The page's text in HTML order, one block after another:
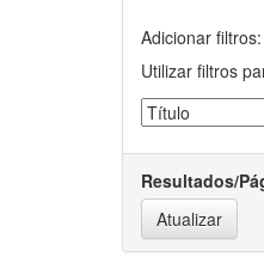
Adicionar filtros:
Utilizar filtros
Resultados/